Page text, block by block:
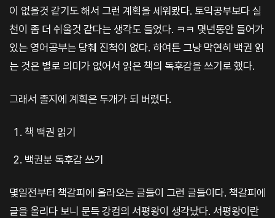
이 없을것 같기도 해서 그런 계획을 세워봤다. 토익공부보다 실
천이 좀 더 쉬울것 같다는 생각도 들었다. ㅋㅋ 몇년동안 들어가
있는 영어공부는 당췌 진척이 없다. 하여튼 그냥 막연히 백권 읽
는 것은 별로 의미가 없어서 읽은 책의 독후감을 쓰기로 했다.
그래서 졸지에 계획은 두개가 되 버렸다.
책 백권 읽기
백권분 독후감 쓰기
몇일전부터 책갈피에 올라오는 글들이 그런 글들이다. 책갈피에
글을 올리다 보니 문득 강컴의 서평왕이 생각났다. 서평왕이란